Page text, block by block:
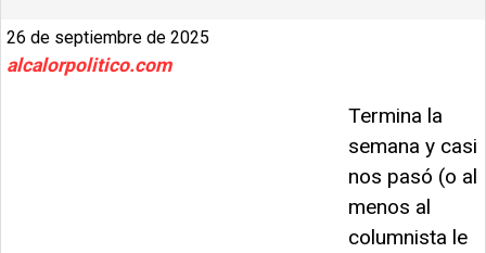
26 de septiembre de 2025
alcalorpolitico.com
Termina la
semana y casi
nos pasó (o al
menos al
columnista le